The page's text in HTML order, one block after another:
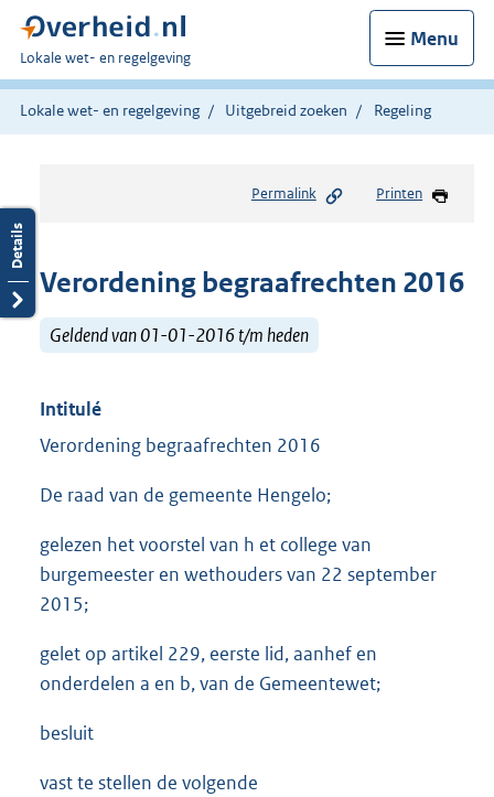
Menu
U
bent
hier:
Lokale wet- en regelgeving
Lokale wet- en regelgeving Uitgebreid zoeken Regeling
Permalink Printen
Verordening begraafrechten 2016
Geldend van 01-01-2016 t/m heden
Intitulé
Verordening begraafrechten 2016
De raad van de gemeente Hengelo;
gelezen het voorstel van h et college van
burgemeester en wethouders van 22 september
2015;
gelet op artikel 229, eerste lid, aanhef en
onderdelen a en b, van de Gemeentewet;
besluit
vast te stellen de volgende